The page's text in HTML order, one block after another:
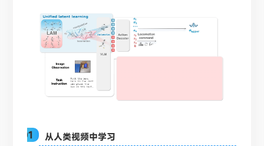
01 从人类视频中学习